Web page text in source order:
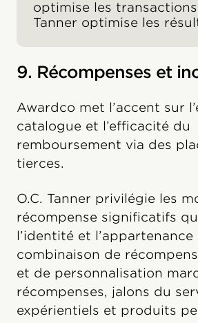
optimise les
Tanner optimise les
9. Récompenses et
Awardco met l’accent sur
catalogue et l’efficacité du
remboursement via des
tierces.
O.C. Tanner privilégie les
récompense significatifs
l’identité et
combinaison de
et de personnalisation
récompenses, jalons du
expérientiels et produits